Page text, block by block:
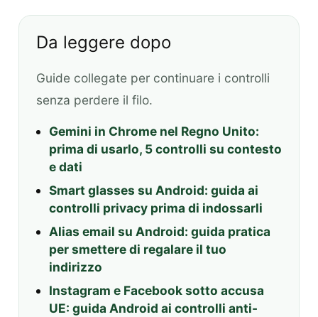
Da leggere dopo
Guide collegate per continuare i controlli
senza perdere il filo.
Gemini in Chrome nel Regno Unito:
prima di usarlo, 5 controlli su contesto
e dati
Smart glasses su Android: guida ai
controlli privacy prima di indossarli
Alias email su Android: guida pratica
per smettere di regalare il tuo
indirizzo
Instagram e Facebook sotto accusa
UE: guida Android ai controlli anti-